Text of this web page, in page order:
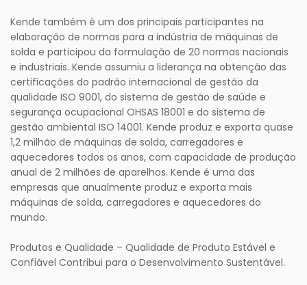
Kende também é um dos principais participantes na
elaboração de normas para a indústria de máquinas de
solda e participou da formulação de 20 normas nacionais
e industriais. Kende assumiu a liderança na obtenção das
certificações do padrão internacional de gestão da
qualidade ISO 9001, do sistema de gestão de saúde e
segurança ocupacional OHSAS 18001 e do sistema de
gestão ambiental ISO 14001. Kende produz e exporta quase
1,2 milhão de máquinas de solda, carregadores e
aquecedores todos os anos, com capacidade de produção
anual de 2 milhões de aparelhos. Kende é uma das
empresas que anualmente produz e exporta mais
máquinas de solda, carregadores e aquecedores do
mundo.
Produtos e Qualidade – Qualidade de Produto Estável e
Confiável Contribui para o Desenvolvimento Sustentável.